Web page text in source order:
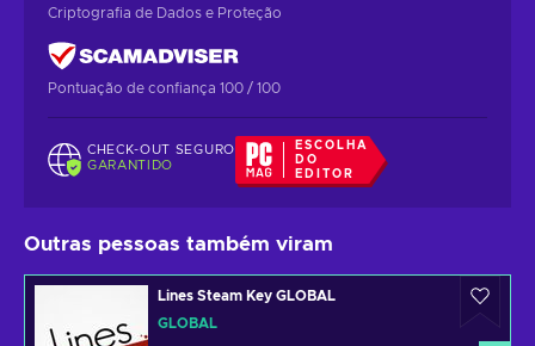
Criptografia de Dados e Proteção
Pontuação de confiança 100 / 100
CHECK-OUT SEGURO
GARANTIDO
ESCOLHA
DO
EDITOR
Outras pessoas também viram
Lines Steam Key GLOBAL
GLOBAL